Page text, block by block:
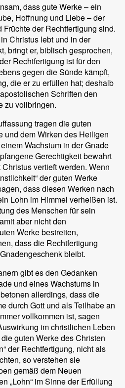
dass gute Werke – ein
Hoffnung und Liebe – der
der Rechtfertigung sind.
Christus lebt und in der
bringt er, biblisch gesprochen,
Rechtfertigung ist für den
gegen die Sünde kämpft,
die er zu erfüllen hat; deshalb
Schriften den
zu vollbringen.
tragen die guten
und dem Wirken des Heiligen
Wachstum in der Gnade
Gerechtigkeit bewahrt
vertieft werden. Wenn
der guten Werke
dass diesen Werken nach
Lohn im Himmel verheißen ist.
des Menschen für sein
aber nicht den
Werke bestreiten,
dass die Rechtfertigung
bleibt.
gibt es den Gedanken
und eines Wachstums in
allerdings, dass die
durch Gott und als Teilhabe an
vollkommen ist, sagen
im christlichen Leben
guten Werke des Christen
der Rechtfertigung, nicht als
so verstehen sie
gemäß dem Neuen
„Lohn“ im Sinne der Erfüllung